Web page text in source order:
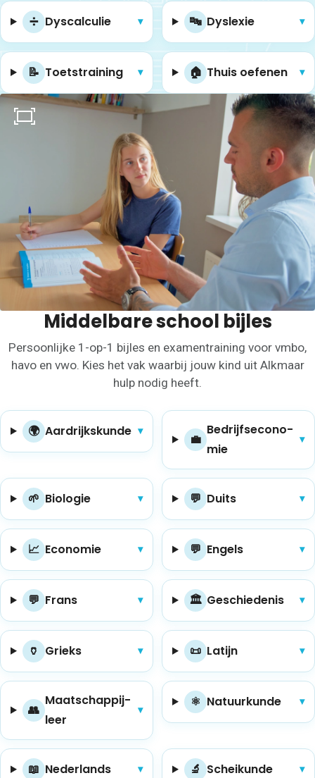
➗ Dyscalculie ▾ 🔤 Dyslexie ▾
📝 Toetstraining ▾ 🏠 Thuis oefenen ▾
Middelbare school bijles
Persoonlijke 1-op-1 bijles en examentraining voor vmbo,
havo en vwo. Kies het vak waarbij jouw kind uit Alkmaar
hulp nodig heeft.
🌍 Aard­rijks­kun­de ▾
💼
Be­drijfs­eco­no­
mie
▾
🌱 Bio­lo­gie ▾ 💬 Duits ▾
📈 Eco­no­mie ▾ 💬 Engels ▾
💬 Frans ▾ 🏛 Ge­schie­de­nis ▾
🏺 Grieks ▾ 📜 La­tijn ▾
👥
Maat­schap­pij­
leer
▾
⚛️ Na­tuur­kun­de ▾
📖 Ne­der­lands ▾ 🔬 Schei­kun­de ▾